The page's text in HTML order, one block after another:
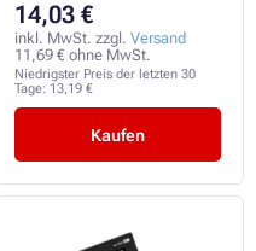
14,03 €
inkl. MwSt. zzgl. Versand
11,69 € ohne MwSt.
Niedrigster Preis der letzten 30
Tage: 13,19 €
Kaufen